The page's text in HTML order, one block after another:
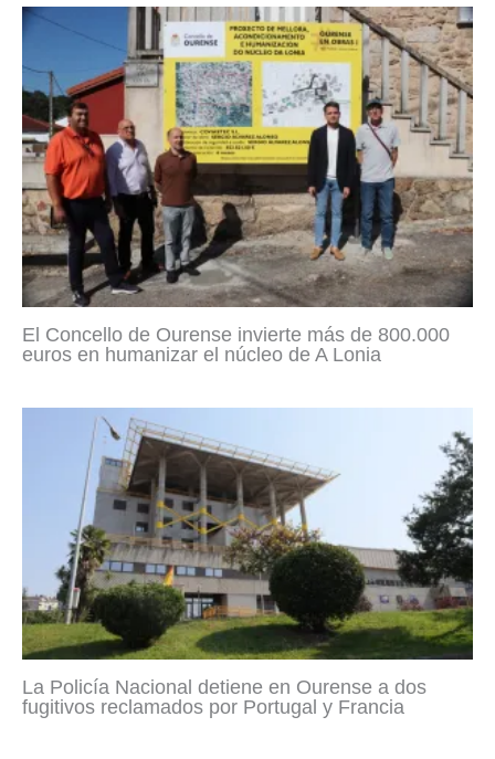
El Concello de Ourense invierte más de 800.000
euros en humanizar el núcleo de A Lonia
La Policía Nacional detiene en Ourense a dos
fugitivos reclamados por Portugal y Francia